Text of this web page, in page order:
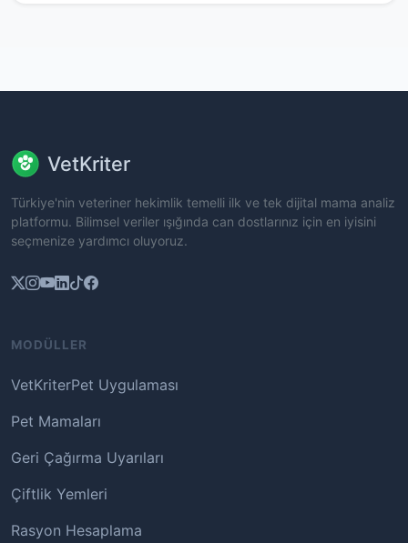
VetKriter
Türkiye'nin veteriner hekimlik temelli ilk ve tek dijital mama analiz
platformu. Bilimsel veriler ışığında can dostlarınız için en iyisini
seçmenize yardımcı oluyoruz.
MODÜLLER
VetKriterPet Uygulaması
Pet Mamaları
Geri Çağırma Uyarıları
Çiftlik Yemleri
Rasyon Hesaplama